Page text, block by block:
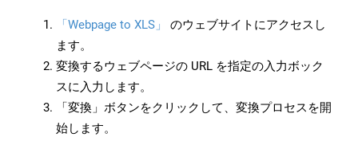
「Webpage to XLS」
のウェブサイトにアクセスし
ます。
変換するウェブページの URL を指定の入力ボック
スに入力します。
「変換」ボタンをクリックして、変換プロセスを開
始します。